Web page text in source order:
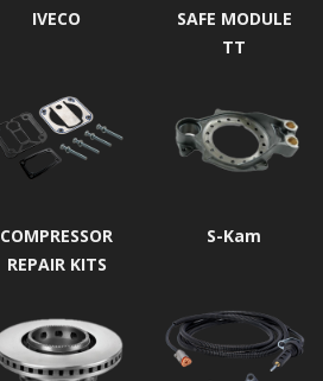
IVECO
SAFE MODULE
TT
COMPRESSOR
REPAIR KITS
S-Kam